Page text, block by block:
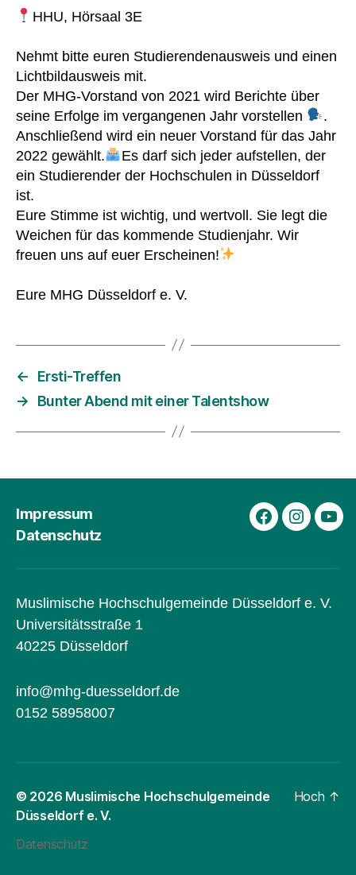
HHU, Hörsaal 3E
Nehmt bitte euren Studierendenausweis und einen
Lichtbildausweis mit.
Der MHG-Vorstand von 2021 wird Berichte über
seine Erfolge im vergangenen Jahr vorstellen
.
Anschließend wird ein neuer Vorstand für das Jahr
2022 gewählt.
Es darf sich jeder aufstellen, der
ein Studierender der Hochschulen in Düsseldorf
ist.
Eure Stimme ist wichtig, und wertvoll. Sie legt die
Weichen für das kommende Studienjahr. Wir
freuen uns auf euer Erscheinen!
Eure MHG Düsseldorf e. V.
←
Ersti-Treffen
→
Bunter Abend mit einer Talentshow
Impressum
Datenschutz
Facebook
Muslimische Hochschulgemeinde Düsseldorf e. V.
Universitätsstraße 1
40225 Düsseldorf
info@mhg-duesseldorf.de
0152 58958007
© 2026 Muslimische Hochschulgemeinde
Düsseldorf e. V.
Datenschutz
Hoch ↑